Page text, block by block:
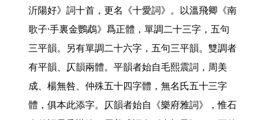
沂陽好》詞十首，更名《十愛詞》。以溫飛卿《南
歌子·手裏金鸚鵡》爲正體，單調二十三字，五句
三平韻。另有單調二十六字，五句三平韻。雙調者
有平韻、仄韻兩體。平韻者始自毛熙震詞，周美
成、楊無咎、仲殊五十四字體，無名氏五十三字
體，俱本此添字。仄韻者始自《樂府雅詞》，惟石